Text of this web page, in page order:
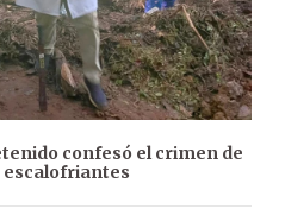
confesó el crimen de
escalofriantes